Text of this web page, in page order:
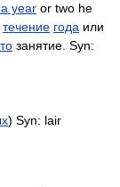
year or two he
течение года или
занятие. Syn:
) Syn: lair